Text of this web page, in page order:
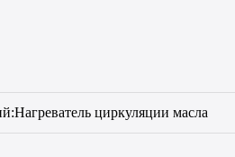
циркуляции масла